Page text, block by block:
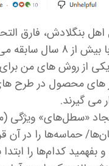
بنگلادش، فارق
یکی از روش های من
های محصول در طرح
می گیرند.
«سطل‌های» ویژگی
حماسه‌ها را در آن
بفهمید کدام‌ها را ابتدا